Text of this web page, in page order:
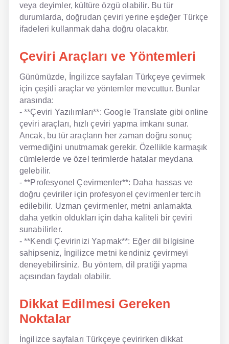
veya deyimler, kültüre özgü olabilir. Bu tür
durumlarda, doğrudan çeviri yerine eşdeğer Türkçe
ifadeleri kullanmak daha doğru olacaktır.
Çeviri Araçları ve Yöntemleri
Günümüzde, İngilizce sayfaları Türkçeye çevirmek
için çeşitli araçlar ve yöntemler mevcuttur. Bunlar
arasında:
- **Çeviri Yazılımları**: Google Translate gibi online
çeviri araçları, hızlı çeviri yapma imkanı sunar.
Ancak, bu tür araçların her zaman doğru sonuç
vermediğini unutmamak gerekir. Özellikle karmaşık
cümlelerde ve özel terimlerde hatalar meydana
gelebilir.
- **Profesyonel Çevirmenler**: Daha hassas ve
doğru çeviriler için profesyonel çevirmenler tercih
edilebilir. Uzman çevirmenler, metni anlamakta
daha yetkin oldukları için daha kaliteli bir çeviri
sunabilirler.
- **Kendi Çevirinizi Yapmak**: Eğer dil bilgisine
sahipseniz, İngilizce metni kendiniz çevirmeyi
deneyebilirsiniz. Bu yöntem, dil pratiği yapma
açısından faydalı olabilir.
Dikkat Edilmesi Gereken
Noktalar
İngilizce sayfaları Türkçeye çevirirken dikkat